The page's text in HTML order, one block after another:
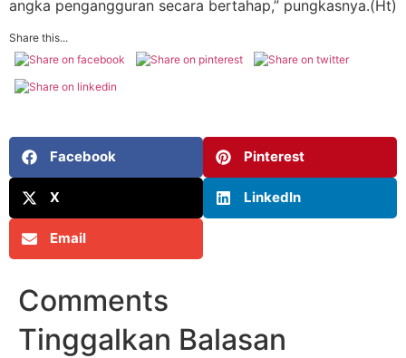
angka pengangguran secara bertahap,” pungkasnya.(Ht)
Share this...
Facebook Pinterest
X LinkedIn
Email
Comments
Tinggalkan Balasan